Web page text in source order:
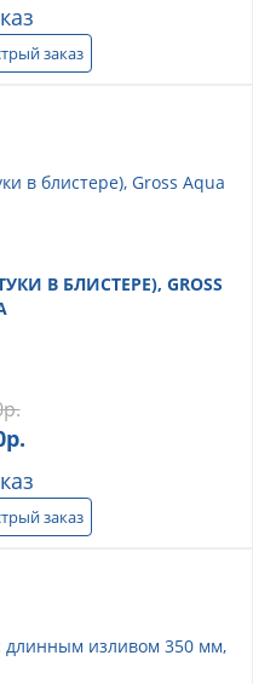
заказ
В БЛИСТЕРЕ), GROSS
р.
р.
заказ